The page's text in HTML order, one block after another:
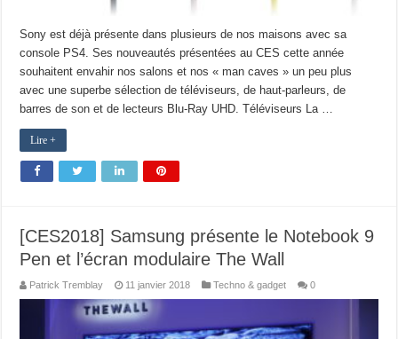
Sony est déjà présente dans plusieurs de nos maisons avec sa
console PS4. Ses nouveautés présentées au CES cette année
souhaitent envahir nos salons et nos « man caves » un peu plus
avec une superbe sélection de téléviseurs, de haut-parleurs, de
barres de son et de lecteurs Blu-Ray UHD. Téléviseurs La …
Lire +
[CES2018] Samsung présente le Notebook 9
Pen et l’écran modulaire The Wall
Patrick Tremblay 11 janvier 2018 Techno & gadget 0